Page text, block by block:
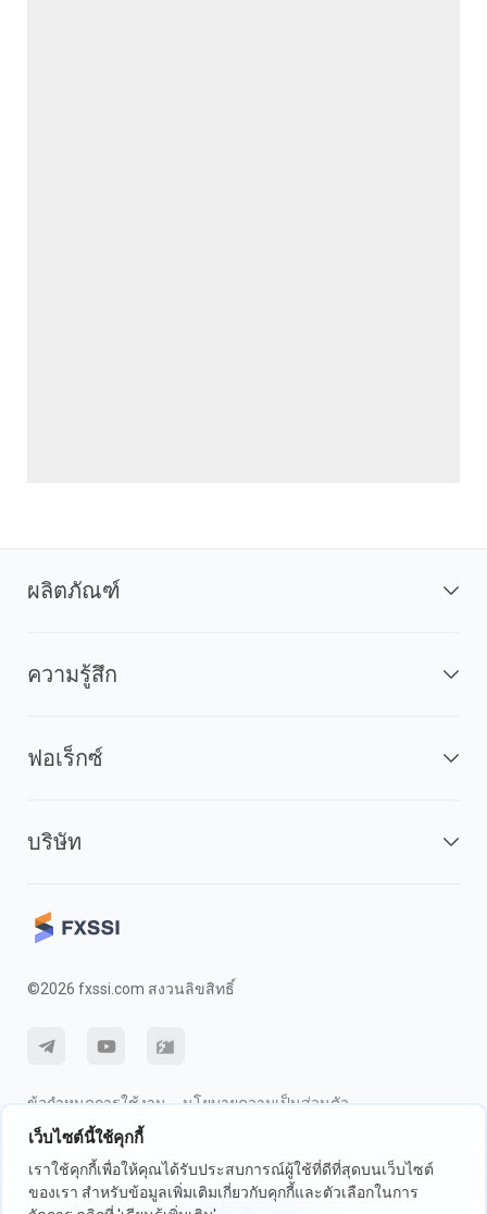
เว็บไซต์นี้ใช้คุกกี้
เราใช้คุกกี้เพื่อให้คุณได้รับประสบการณ์ผู้ใช้ที่ดีที่สุดบนเว็บไซต์
ของเรา สำหรับข้อมูลเพิ่มเติมเกี่ยวกับคุกกี้และตัวเลือกในการ
ผลิตภัณฑ์
ความรู้สึก
ฟอเร็กซ์
บริษัท
©2026 fxssi.com สงวนลิขสิทธิ์
ข้อกำหนดการใช้งาน
นโยบายความเป็นส่วนตัว
การเปิดเผยความเสี่ยง